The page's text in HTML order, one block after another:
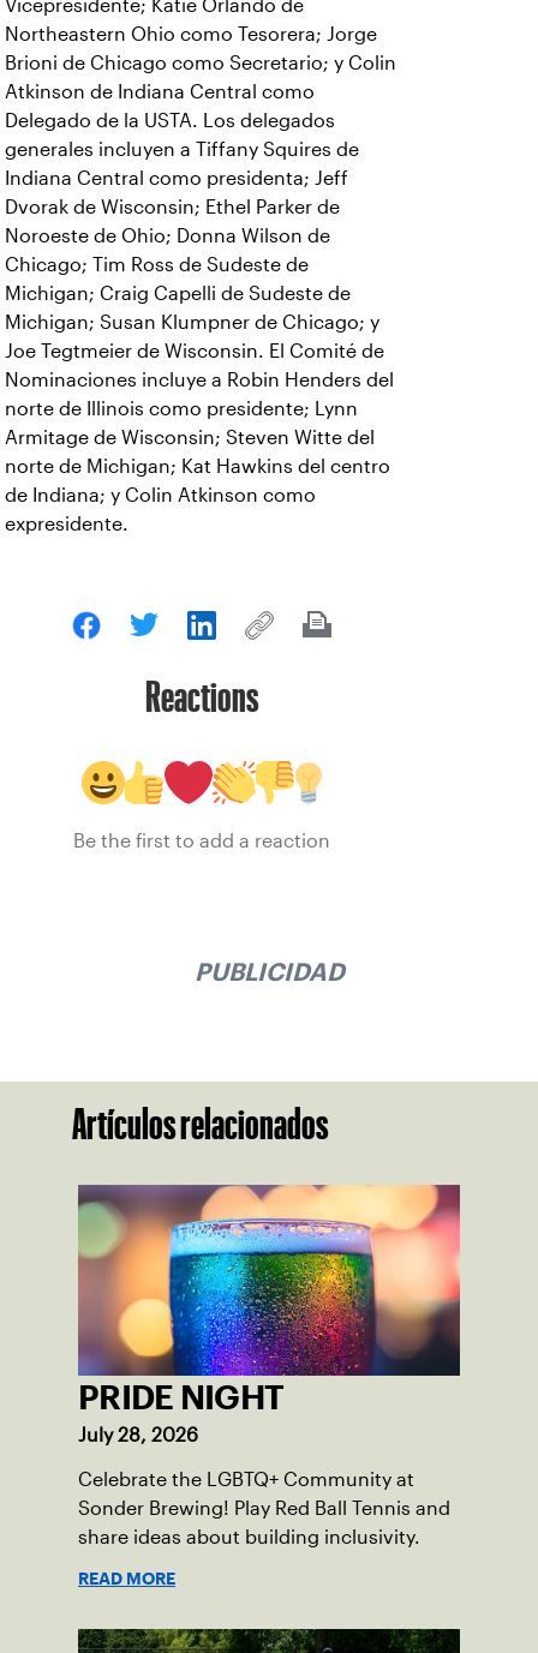
Vicepresidente; Katie Orlando de
Northeastern Ohio como Tesorera; Jorge
Brioni de Chicago como Secretario; y Colin
Atkinson de Indiana Central como
Delegado de la USTA. Los delegados
generales incluyen a Tiffany Squires de
Indiana Central como presidenta; Jeff
Dvorak de Wisconsin; Ethel Parker de
Noroeste de Ohio; Donna Wilson de
Chicago; Tim Ross de Sudeste de
Michigan; Craig Capelli de Sudeste de
Michigan; Susan Klumpner de Chicago; y
Joe Tegtmeier de Wisconsin. El Comité de
Nominaciones incluye a Robin Henders del
norte de Illinois como presidente; Lynn
Armitage de Wisconsin; Steven Witte del
norte de Michigan; Kat Hawkins del centro
de Indiana; y Colin Atkinson como
expresidente.
Reactions
Be the first to add a reaction
PUBLICIDAD
Artículos relacionados
PRIDE NIGHT
July 28, 2026
Celebrate the LGBTQ+ Community at
Sonder Brewing! Play Red Ball Tennis and
share ideas about building inclusivity.
READ MORE